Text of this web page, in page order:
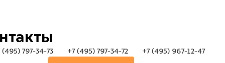
(495) 797-34-73 +7 (495) 797-34-72 +7 (495) 967-12-47